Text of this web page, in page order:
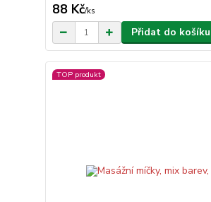
88 Kč/ks
Přidat do košíku
TOP produkt